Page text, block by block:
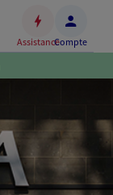
AssistanceCompte